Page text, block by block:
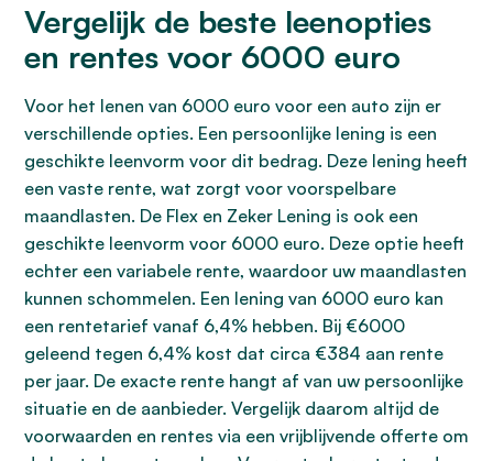
Vergelijk de beste leenopties
en rentes voor 6000 euro
Voor het lenen van 6000 euro voor een auto zijn er
verschillende opties. Een persoonlijke lening is een
geschikte leenvorm voor dit bedrag. Deze lening heeft
een vaste rente, wat zorgt voor voorspelbare
maandlasten. De Flex en Zeker Lening is ook een
geschikte leenvorm voor 6000 euro. Deze optie heeft
echter een variabele rente, waardoor uw maandlasten
kunnen schommelen. Een lening van 6000 euro kan
een rentetarief vanaf 6,4% hebben. Bij €6000
geleend tegen 6,4% kost dat circa €384 aan rente
per jaar. De exacte rente hangt af van uw persoonlijke
situatie en de aanbieder. Vergelijk daarom altijd de
voorwaarden en rentes via een vrijblijvende offerte om